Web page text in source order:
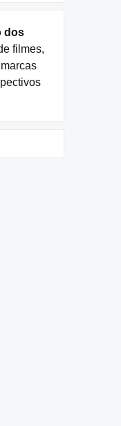
dos
filmes,